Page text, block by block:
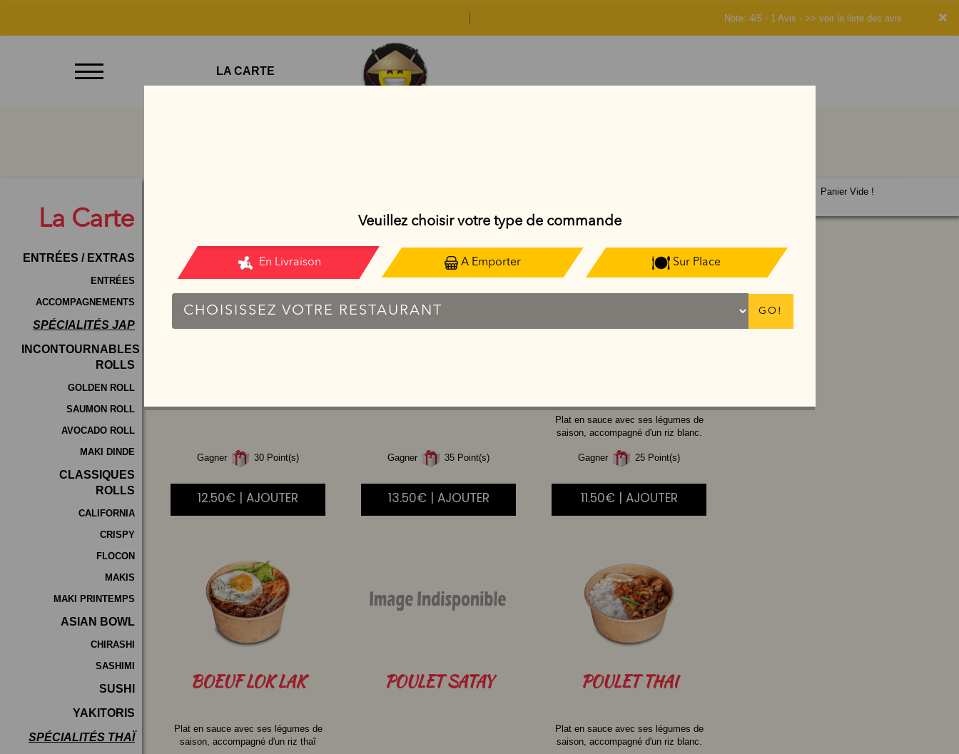
×
Note: 4/5 - 1 Avis - >> voir la liste des avis
Emporter
Contact
Mentions
Légales
Programme
De
Fidélité
Vos
Avis
de
LA CARTE
La Carte
ENTRÉES / EXTRAS
ENTRÉES
ACCOMPAGNEMENTS
SPÉCIALITÉS JAP
INCONTOURNABLES
ROLLS
GOLDEN ROLL
SAUMON ROLL
AVOCADO ROLL
MAKI DINDE
CLASSIQUES
ROLLS
CALIFORNIA
CRISPY
FLOCON
MAKIS
MAKI PRINTEMPS
ASIAN BOWL
CHIRASHI
SASHIMI
SUSHI
YAKITORIS
SPÉCIALITÉS THAÏ
Gagner 30 Point(s)
12.50€ | AJOUTER
Gagner 35 Point(s)
13.50€ | AJOUTER
Plat en sauce avec ses légumes de
saison, accompagné d'un riz blanc.
Gagner 25 Point(s)
11.50€ | AJOUTER
BOEUFLOK LAK
Plat en sauce avec ses légumes de
saison, accompagné d'un riz thaî
POULETSATAY POULETTHAI
Plat en sauce avec ses légumes de
saison, accompagné d'un riz blanc.
Panier Vide !